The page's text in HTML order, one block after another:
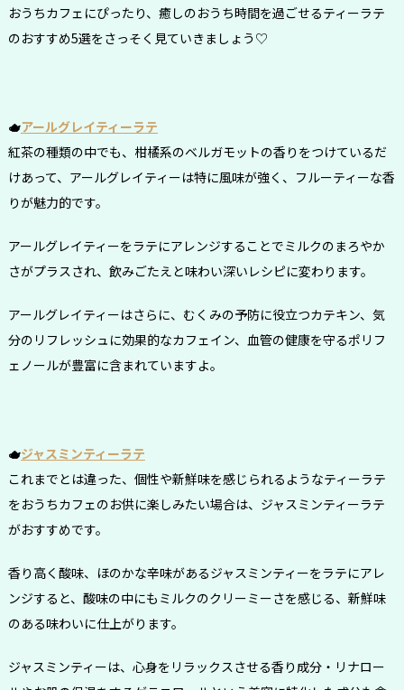
おうちカフェにぴったり、癒しのおうち時間を過ごせるティーラテ
のおすすめ5選をさっそく見ていきましょう♡
🫖アールグレイティーラテ
紅茶の種類の中でも、柑橘系のベルガモットの香りをつけているだ
けあって、アールグレイティーは特に風味が強く、フルーティーな香
りが魅力的です。
アールグレイティーをラテにアレンジすることでミルクのまろやか
さがプラスされ、飲みごたえと味わい深いレシピに変わります。
アールグレイティーはさらに、むくみの予防に役立つカテキン、気
分のリフレッシュに効果的なカフェイン、血管の健康を守るポリフ
ェノールが豊富に含まれていますよ。
🫖ジャスミンティーラテ
これまでとは違った、個性や新鮮味を感じられるようなティーラテ
をおうちカフェのお供に楽しみたい場合は、ジャスミンティーラテ
がおすすめです。
香り高く酸味、ほのかな辛味があるジャスミンティーをラテにアレ
ンジすると、酸味の中にもミルクのクリーミーさを感じる、新鮮味
のある味わいに仕上がります。
ジャスミンティーは、心身をリラックスさせる香り成分・リナロー